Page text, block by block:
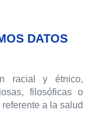
DATOS
racial y étnico,
filosóficas o
a la salud